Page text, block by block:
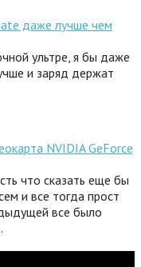
даже лучше чем
ультре, я бы даже
и заряд держат
NVIDIA GeForce
что сказать еще бы
и все тогда прост
все было